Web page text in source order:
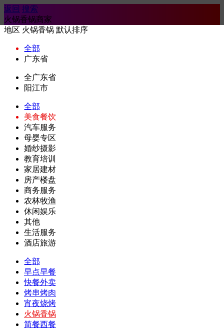
返回 搜索
火锅香锅商家
地区 火锅香锅 默认排序
全部
广东省
全广东省
阳江市
全部
美食餐饮
汽车服务
母婴专区
婚纱摄影
教育培训
家居建材
房产楼盘
商务服务
农林牧渔
休闲娱乐
其他
生活服务
酒店旅游
全部
早点早餐
快餐外卖
烤串烤肉
宵夜烧烤
火锅香锅
简餐西餐